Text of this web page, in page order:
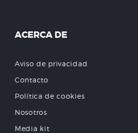
ACERCA DE
Aviso de privacidad
Contacto
Política de cookies
Nosotros
Media kit